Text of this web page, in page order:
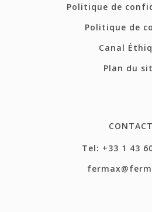
Politique de
Politique de
Canal
Plan du
CONTACT
Tel: +33 1 43